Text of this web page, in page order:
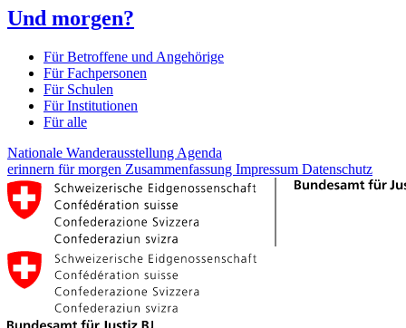
Und morgen?
Für Betroffene und Angehörige
Für Fachpersonen
Für Schulen
Für Institutionen
Für alle
Nationale Wanderausstellung Agenda
erinnern für morgen Zusammenfassung Impressum Datenschutz